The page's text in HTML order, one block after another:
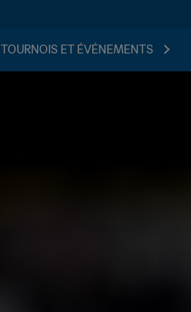
TOURNOIS ET ÉVÉNEMENTS